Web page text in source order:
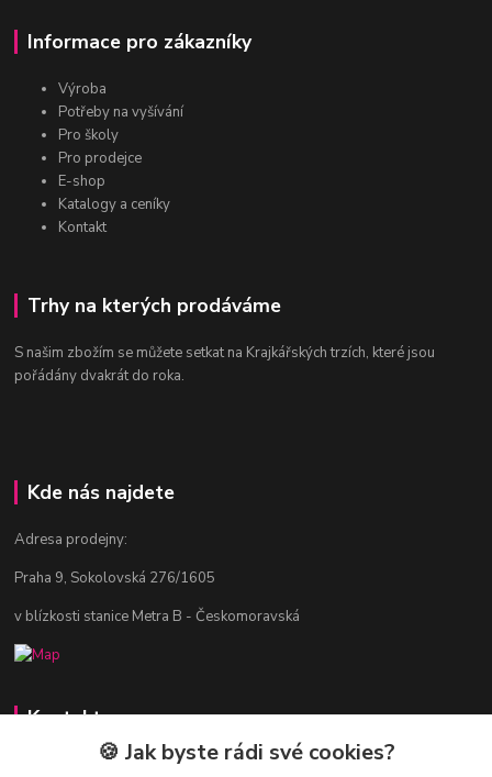
Informace pro zákazníky
Výroba
Potřeby na vyšívání
Pro školy
Pro prodejce
E-shop
Katalogy a ceníky
Kontakt
Trhy na kterých prodáváme
S našim zbožím se můžete setkat na Krajkářských trzích, které jsou
pořádány dvakrát do roka.
Kde nás najdete
Adresa prodejny:
Praha 9, Sokolovská 276/1605
v blízkosti stanice Metra B - Českomoravská
Kontakty
Jitka Vlasáková
🍪 Jak byste rádi své cookies?